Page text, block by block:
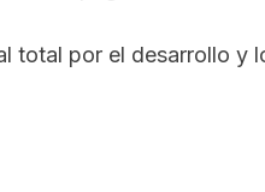
total por el desarrollo y